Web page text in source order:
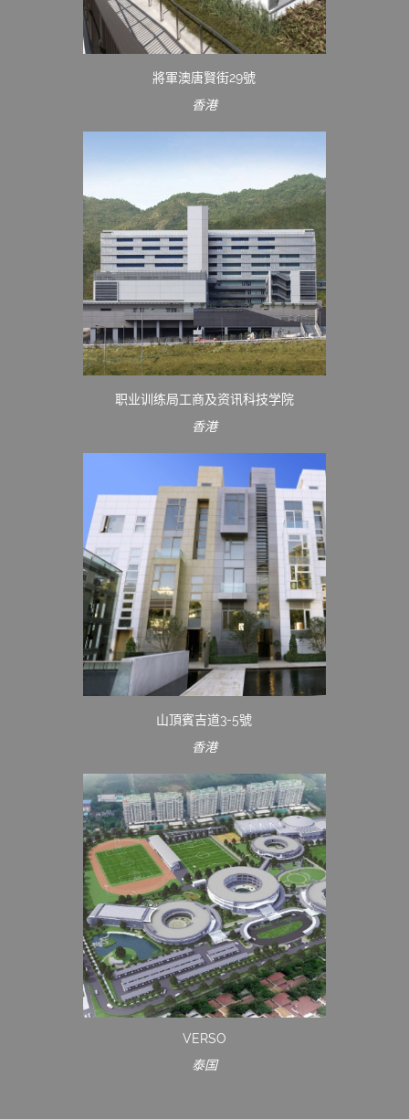
將軍澳唐賢街29號
香港
职业训练局工商及资讯科技学院
香港
山頂賓吉道3-5號
香港
VERSO
泰国